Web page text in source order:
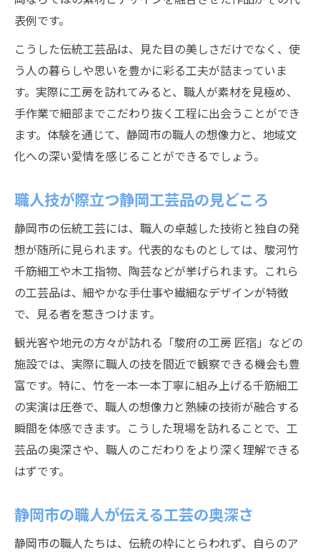
表例です。
こうした伝統工芸品は、見た目の美しさだけでなく、使
う人の暮らしや思いを豊かに彩る工夫が詰まっていま
す。実際に工房を訪れてみると、職人が素材を見極め、
手作業で細部までこだわり抜く工程に出会うことができ
ます。体験を通じて、静岡市の職人の想像力と、地域文
化への深い愛情を感じることができるでしょう。
職人技が際立つ静岡工芸品の見どころ
静岡市の伝統工芸には、職人の卓越した技術と独自の発
想が随所に見られます。代表的なものとしては、駿河竹
千筋細工や木工指物、陶芸などが挙げられます。これら
の工芸品は、細やかな手仕事や繊細なデザインが特徴
で、見る者を惹きつけます。
観光客や地元の方々が訪れる「駿府の工房 匠宿」などの
施設では、実際に職人の技を間近で観察できる機会も豊
富です。特に、竹を一本一本丁寧に組み上げる千筋細工
の実演は圧巻で、職人の想像力と熟練の技術が融合する
瞬間を体感できます。こうした現場を訪れることで、工
芸品の奥深さや、職人のこだわりをより深く理解できる
はずです。
静岡市の職人が伝える工芸の奥深さ
静岡市の職人たちは、伝統の枠にとらわれず、自らのア